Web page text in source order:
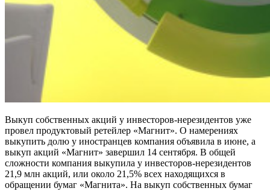
Выкуп собственных акций у инвесторов-нерезидентов уже
провел продуктовый ретейлер «Магнит». О намерениях
выкупить долю у иностранцев компания объявила в июне, а
выкуп акций «Магнит» завершил 14 сентября. В общей
сложности компания выкупила у инвесторов-нерезидентов
21,9 млн акций, или около 21,5% всех находящихся в
обращении бумаг «Магнита». На выкуп собственных бумаг